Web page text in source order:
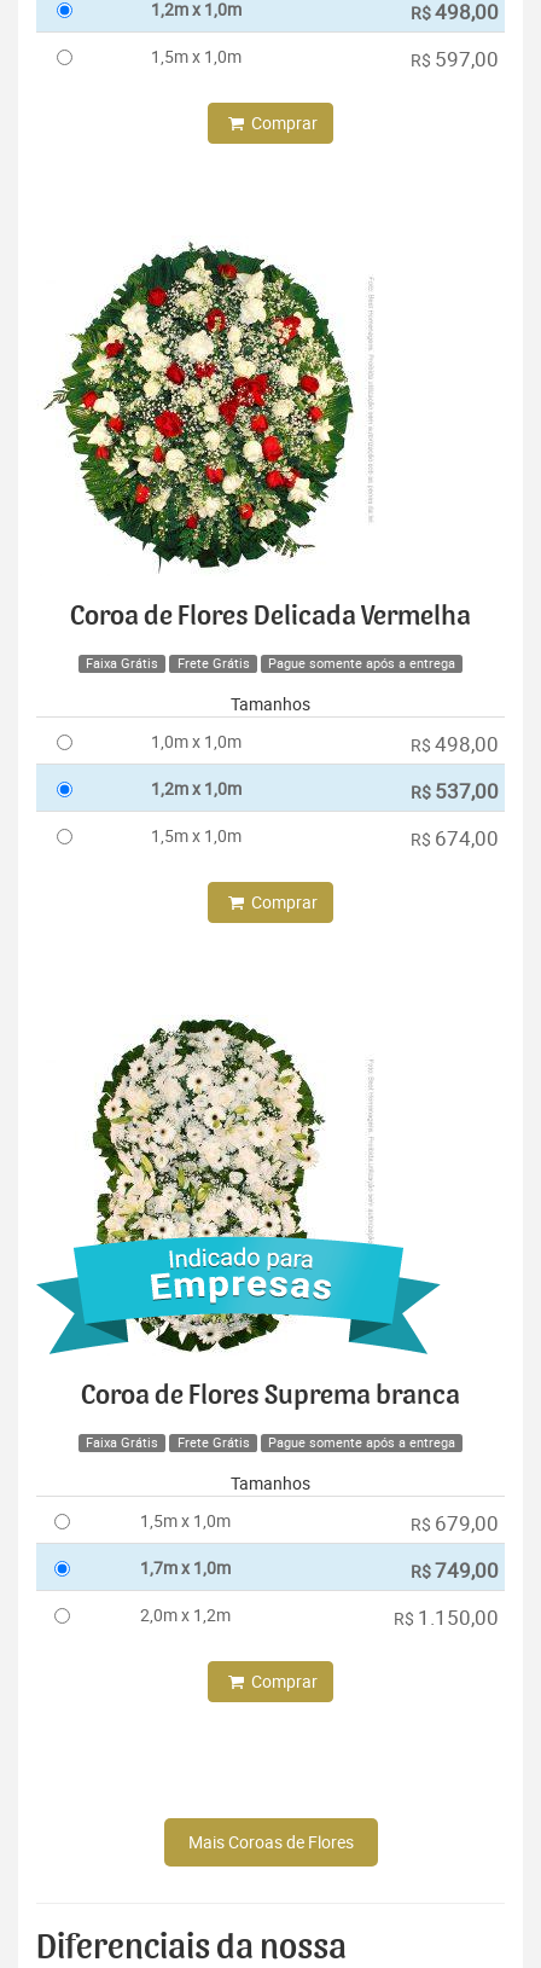
1,2m x 1,0m R$498,00
1,5m x 1,0m R$ 597,00
Comprar
Coroa de Flores Delicada Vermelha
Faixa Grátis Frete Grátis Pague somente após a entrega
Tamanhos
1,0m x 1,0m
R$ 498,00
1,2m x 1,0m R$ 537,00
1,5m x 1,0m R$ 674,00
Comprar
Coroa de Flores Suprema branca
Faixa Grátis Frete Grátis Pague somente após a entrega
Tamanhos
1,5m x 1,0m
R$ 679,00
1,7m x 1,0m R$749,00
2,0m x 1,2m R$ 1.150,00
Comprar
Mais Coroas de Flores
Diferenciais da nossa